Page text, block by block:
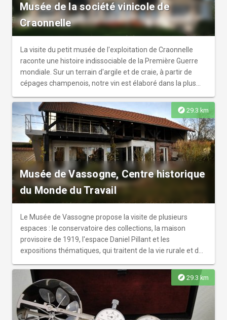
Musée de la société vinicole de
Craonnelle
La visite du petit musée de l'exploitation de Craonnelle
raconte une histoire indissociable de la Première Guerre
mondiale. Sur un terrain d'argile et de craie, à partir de
cépages champenois, notre vin est élaboré dans la plus
façon artisanale. Venez en découvrir son histoire et ses
outils !
explore 29.3 km
Musée de Vassogne, Centre historique
du Monde du Travail
Le Musée de Vassogne propose la visite de plusieurs
espaces : le conservatoire des collections, la maison
provisoire de 1919, l'espace Daniel Pillant et les
expositions thématiques, qui traitent de la vie rurale et de
et avec pertinence, l’équilibre recherché entre une juste
pensée historique et l’ouverture sur les questionnements
contemporains. Comme l’historienne Annette Wieviorka
l’a récemment déclaré : « Pour faire un travail d’historien, il
faut réunir au moins trois conditions : la curiosité, le goût
explore 29.3 km